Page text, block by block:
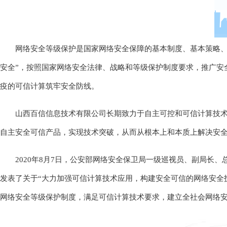
网络安全等级保护是国家网络安全保障的基本制度、基本策
安全”，按照国家网络安全法律、战略和等级保护制度要求，推广
疫的可信计算筑牢安全防线。
山西百信信息技术有限公司长期致力于自主可控和可信计算技
自主安全可信产品，实现技术突破，从而从根本上和本质上解决安
2020年8月7日，公安部网络安全保卫局一级巡视员、副局长
发表了关于“大力加强可信计算技术应用，构建安全可信的网络安
网络安全等级保护制度，满足可信计算技术要求，建立全社会网络